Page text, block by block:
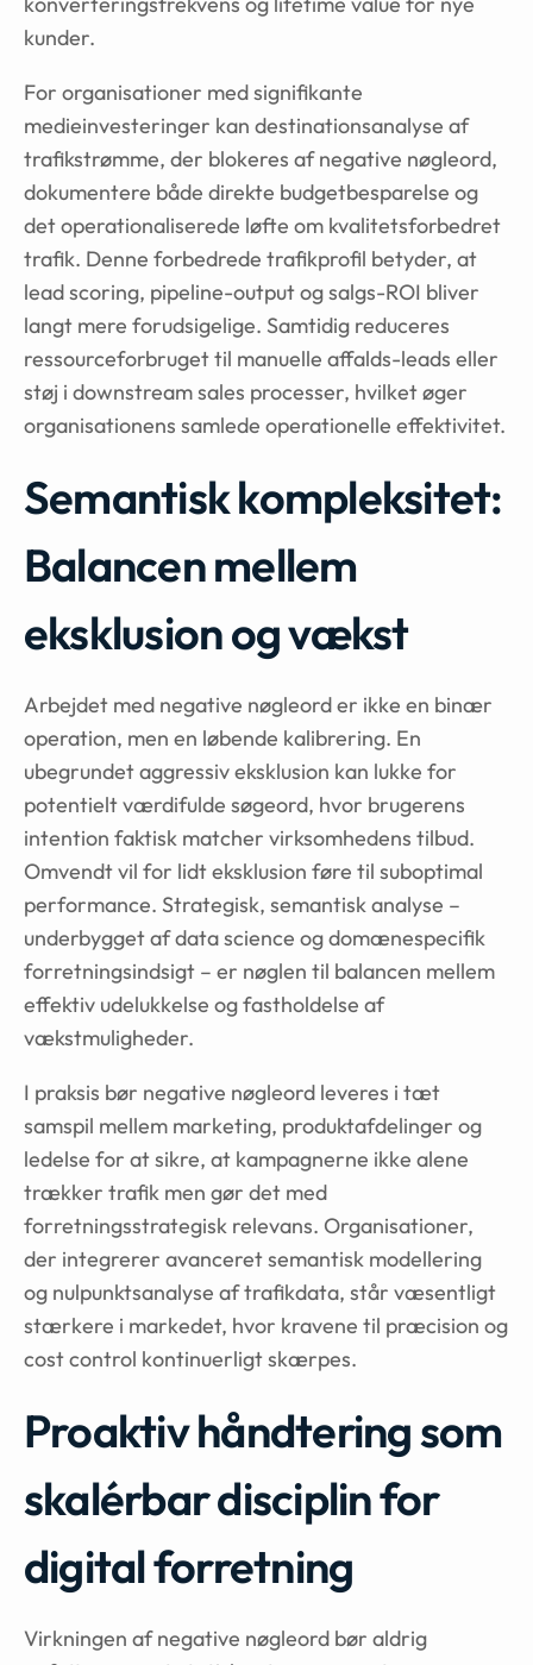
kunder.
For organisationer med signifikante
medieinvesteringer kan destinationsanalyse af
trafikstrømme, der blokeres af negative nøgleord,
dokumentere både direkte budgetbesparelse og
det operationaliserede løfte om kvalitetsforbedret
trafik. Denne forbedrede trafikprofil betyder, at
lead scoring, pipeline-output og salgs-ROI bliver
langt mere forudsigelige. Samtidig reduceres
ressourceforbruget til manuelle affalds-leads eller
støj i downstream sales processer, hvilket øger
organisationens samlede operationelle effektivitet.
Semantisk kompleksitet:
Balancen mellem
eksklusion og vækst
Arbejdet med negative nøgleord er ikke en binær
operation, men en løbende kalibrering. En
ubegrundet aggressiv eksklusion kan lukke for
potentielt værdifulde søgeord, hvor brugerens
intention faktisk matcher virksomhedens tilbud.
Omvendt vil for lidt eksklusion føre til suboptimal
performance. Strategisk, semantisk analyse –
underbygget af data science og domænespecifik
forretningsindsigt – er nøglen til balancen mellem
effektiv udelukkelse og fastholdelse af
vækstmuligheder.
I praksis bør negative nøgleord leveres i tæt
samspil mellem marketing, produktafdelinger og
ledelse for at sikre, at kampagnerne ikke alene
trækker trafik men gør det med
forretningsstrategisk relevans. Organisationer,
der integrerer avanceret semantisk modellering
og nulpunktsanalyse af trafikdata, står væsentligt
stærkere i markedet, hvor kravene til præcision og
cost control kontinuerligt skærpes.
Proaktiv håndtering som
skalérbar disciplin for
digital forretning
Virkningen af negative nøgleord bør aldrig